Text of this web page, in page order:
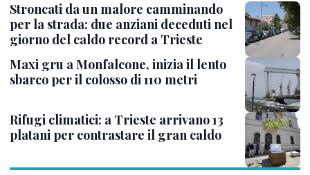
Stroncati da un malore camminando
per la strada: due anziani deceduti nel
giorno del caldo record a Trieste
Maxi gru a Monfalcone, inizia il lento
sbarco per il colosso di 110 metri
Rifugi climatici: a Trieste arrivano 13
platani per contrastare il gran caldo